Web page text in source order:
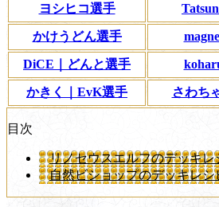
ヨシヒコ選手
かけうどん選手
DiCE｜どんと選手
かきく｜EvK選手 さわち
目次
リノセウスエルフのデッキレ
自然ビショップのデッキレシ